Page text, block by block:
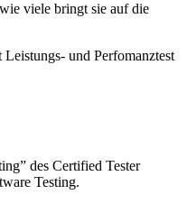
viele bringt sie auf die
und Perfomanztest
des Certified Tester
Testing.